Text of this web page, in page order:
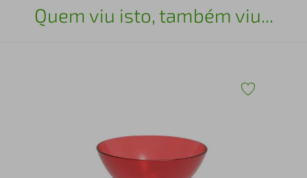
Quem viu isto, também viu...